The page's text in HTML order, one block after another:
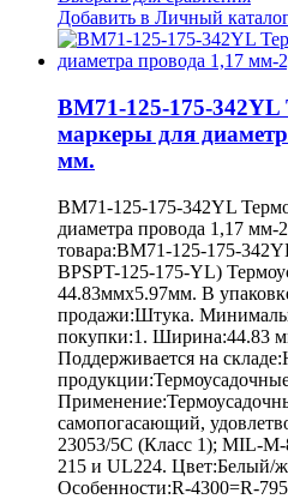
Добавить в Личный
BM71-125-175-
маркеры для
мм.
BM71-125-175-342YL
диаметра провода 1,17
товара:BM71-125-175-
BPSPT-125-175-YL)
44.83ммх5.97мм. В
продажи:Штука.
покупки:1. Ширина:44.83
Поддерживается на
самопогасающий,
23053/5C (Класс 1); MIL-
215 и UL224. Цвет:Белый/
Особенности:R-4300=R-